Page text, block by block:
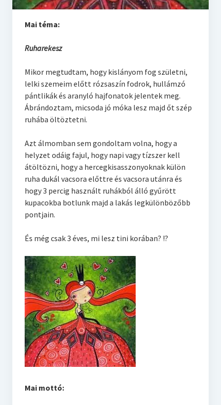
Szoptatás
Várandósság
Ovisok
Konyha
Mai téma:
Ruharekesz
Mikor megtudtam, hogy kislányom fog születni,
lelki szemeim előtt rózsaszín fodrok, hullámzó
pántlikák és aranyló hajfonatok jelentek meg.
Ábrándoztam, micsoda jó móka lesz majd őt szép
ruhába öltöztetni.
Azt álmomban sem gondoltam volna, hogy a
helyzet odáig fajul, hogy napi vagy tízszer kell
átöltözni, hogy a hercegkisasszonyoknak külön
ruha dukál vacsora előttre és vacsora utánra és
hogy 3 percig használt ruhákból álló gyűrött
kupacokba botlunk majd a lakás legkülönbözőbb
pontjain.
És még csak 3 éves, mi lesz tini korában? !?
Mai mottó: